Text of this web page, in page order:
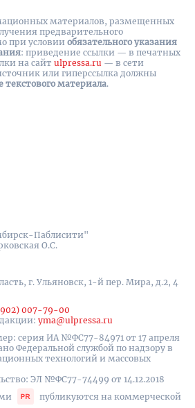
Паблисити"
О.С.
г. Ульяновск, 1-й пер. Мира, д.2, 4
007-79-00
yma@ulpressa.ru
серия ИА №ФС77-84971 от 17 апреля
Федеральной службой по надзору в
технологий и массовых
ЭЛ №ФС77-74499 от 14.12.2018
публикуются на коммерческой
материалов, размещенных
предварительного
при условии обязательного указания
: приведение ссылки — в печатных
на cайт ulpressa.ru — в сети
или гиперссылка должны
текстового материала.